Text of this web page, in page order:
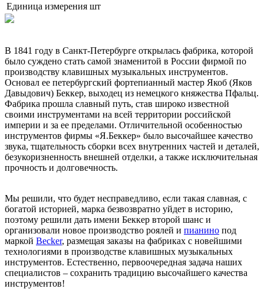
Единица измерения шт
В 1841 году в Санкт-Петербурге открылась фабрика, которой
было суждено стать самой знаменитой в России фирмой по
производству клавишных музыкальных инструментов.
Основал ее петербургский фортепианный мастер Якоб (Яков
Давыдович) Беккер, выходец из немецкого княжества Пфальц.
Фабрика прошла славный путь, став широко известной
своими инструментами на всей территории российской
империи и за ее пределами. Отличительной особенностью
инструментов фирмы «Я.Беккер» было высочайшее качество
звука, тщательность сборки всех внутренних частей и деталей,
безукоризненность внешней отделки, а также исключительная
прочность и долговечность.
Мы решили, что будет несправедливо, если такая славная, с
богатой историей, марка безвозвратно уйдет в историю,
поэтому решили дать имени Беккер второй шанс и
организовали новое производство роялей и пианино под
маркой Becker, размещая заказы на фабриках с новейшими
технологиями в производстве клавишных музыкальных
инструментов. Естественно, первоочередная задача наших
специалистов – сохранить традицию высочайшего качества
инструментов!